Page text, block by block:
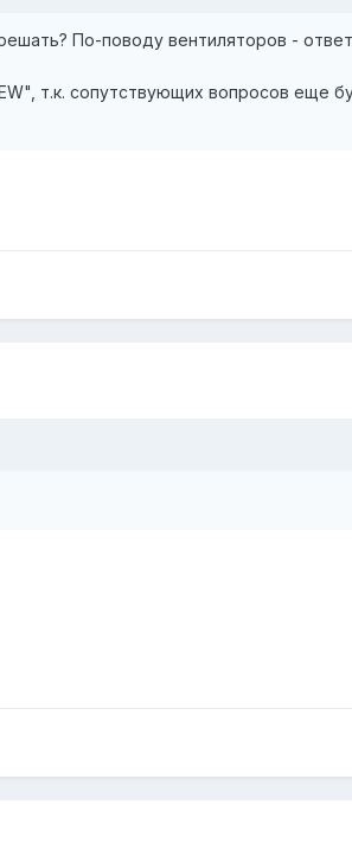
По-поводу вентиляторов -
т.к. сопутствующих вопросов еще